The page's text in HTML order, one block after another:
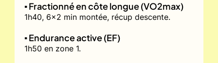
▪️ Fractionné en côte longue (VO2max)
1h40, 6x2 min montée, récup descente.
▪️ Endurance active (EF)
1h50 en zone 1.